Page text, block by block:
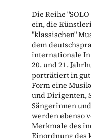
Die Reihe
ein, die
"klassischen"
dem
internationale
20. und 21.
porträtiert in
Form eine
und Dirigenten,
Sängerinnen
werden ebenso
Merkmale des